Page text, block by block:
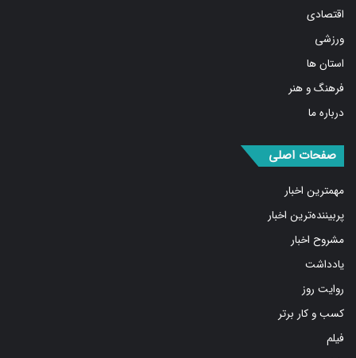
اقتصادی
ورزشی
استان ها
فرهنگ و هنر
درباره ما
صفحات اصلی
مهمترین اخبار
پربیننده‌ترین اخبار
مشروح اخبار
یادداشت
روایت روز
کسب و کار برتر
فیلم